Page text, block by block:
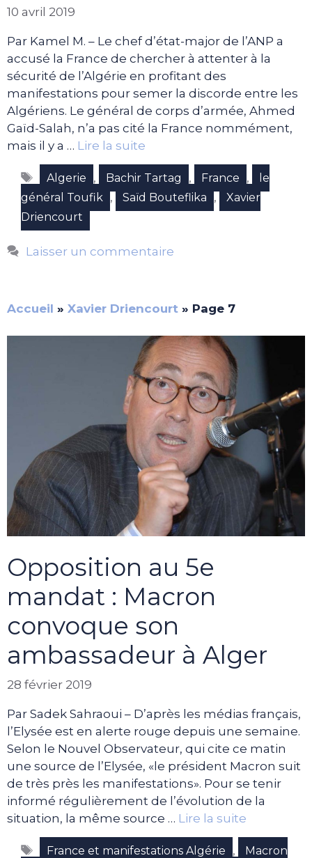
10 avril 2019
Par Kamel M. – Le chef d’état-major de l’ANP a
accusé la France de chercher à attenter à la
sécurité de l’Algérie en profitant des
manifestations pour semer la discorde entre les
Algériens. Le général de corps d’armée, Ahmed
Gaïd-Salah, n’a pas cité la France nommément,
mais il y a … Lire la suite
Étiquettes
Algerie , Bachir Tartag , France ,
le
général Toufik , Saïd Bouteflika ,
Xavier
Driencourt
Laisser un commentaire
Accueil » Xavier Driencourt » Page 7
Opposition au 5e
mandat : Macron
convoque son
ambassadeur à Alger
28 février 2019
Par Sadek Sahraoui – D’après les médias français,
l’Elysée est en alerte rouge depuis une semaine.
Selon le Nouvel Observateur, qui cite ce matin
une source de l’Elysée, «le président Macron suit
de très près les manifestations». Pour se tenir
informé régulièrement de l’évolution de la
situation, la même source … Lire la suite
Étiquettes
France et manifestations Algérie ,
Macron